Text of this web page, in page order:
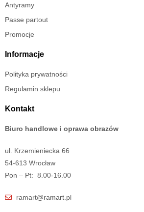
Antyramy
Passe partout
Promocje
Informacje
Polityka prywatności
Regulamin sklepu
Kontakt
Biuro handlowe i oprawa obrazów
ul. Krzemieniecka 66
54-613 Wrocław
Pon – Pt: 8.00-16.00
ramart@ramart.pl